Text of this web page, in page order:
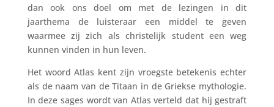
dan ook ons doel om met de lezingen in dit
jaarthema de luisteraar een middel te geven
waarmee zij zich als christelijk student een weg
kunnen vinden in hun leven.
Het woord Atlas kent zijn vroegste betekenis echter
als de naam van de Titaan in de Griekse mythologie.
In deze sages wordt van Atlas verteld dat hij gestraft